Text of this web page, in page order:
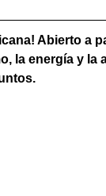
Abierto a
la energía y la